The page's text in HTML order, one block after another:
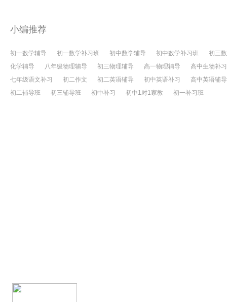
小编推荐
初一数学辅导 初一数学补习班 初中数学辅导 初中数学补习班
初三
化学辅导
八年级物理辅导 初三物理辅导 高一物理辅导
高中生物补习
七年级语文补习
初二作文 初二英语辅导 初中英语补习
高中英语辅导
初二辅导班
初三辅导班 初中补习 初中1对1家教 初一补习班